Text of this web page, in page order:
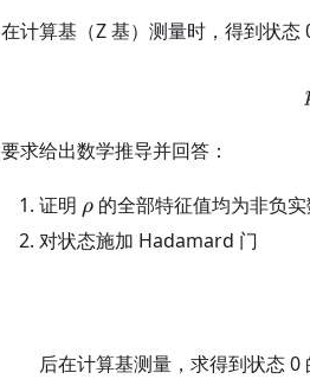
在计算基（Z 基）测量时，得到状态
要求给出数学推导并回答：
证明 \rho
ρ 的全部特征值均为非负实
对状态施加 Hadamard 门
后在计算基测量，求得到状态 0